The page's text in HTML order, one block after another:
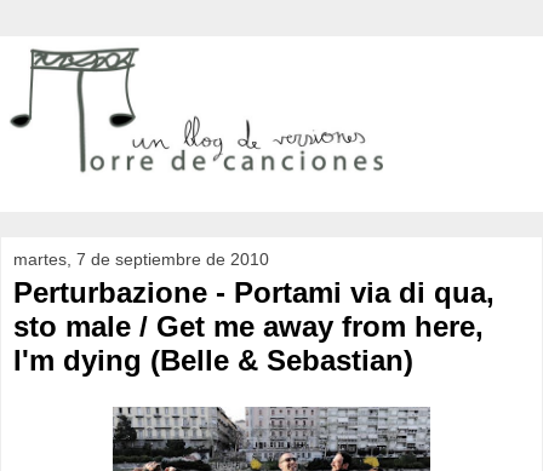
martes, 7 de septiembre de 2010
Perturbazione - Portami via di qua,
sto male / Get me away from here,
I'm dying (Belle & Sebastian)